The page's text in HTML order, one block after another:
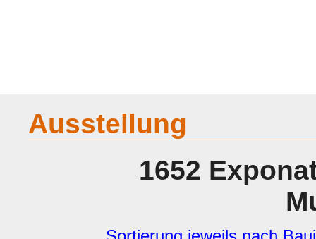
Ausstellung
1652